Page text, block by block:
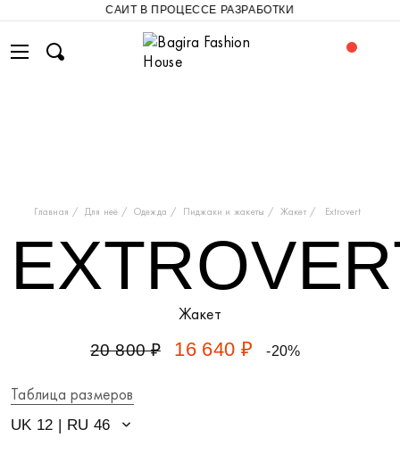
САЙТ В ПРОЦЕССЕ РАЗРАБОТКИ
Главная Для неё Одежда Пиджаки и жакеты Жакет Extrovert
Жакет
20 800 ₽ 16 640 ₽ -20%
Таблица размеров
UK 12 | RU 46